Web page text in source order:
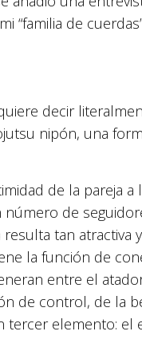
“familia de
decir
nipón, una
de la pareja
de
tan
la función de
entre el
de control, de la
tercer elemento: el